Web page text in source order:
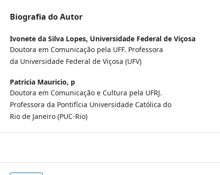
Biografia do Autor
Ivonete da Silva Lopes, Universidade Federal de Viçosa
Doutora em Comunicação pela UFF. Professora
da Universidade Federal de Viçosa (UFV)
Patricia Mauricio, p
Doutora em Comunicação e Cultura pela UFRJ.
Professora da Pontifícia Universidade Católica do
Rio de Janeiro (PUC-Rio)